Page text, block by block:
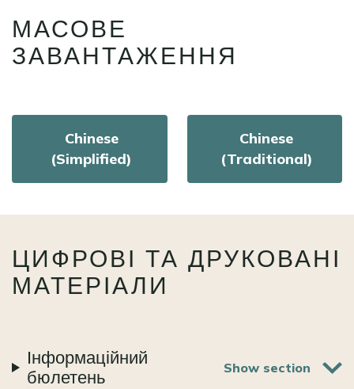
МАСОВЕ
ЗАВАНТАЖЕННЯ
Chinese
(Simplified)
Chinese
(Traditional)
ЦИФРОВІ ТА ДРУКОВАНІ
МАТЕРІАЛИ
Інформаційний
бюлетень